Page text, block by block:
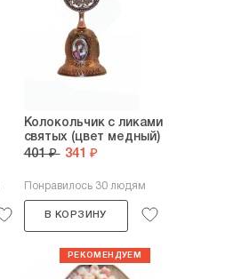
Колокольчик с ликами
святых (цвет медный)
401 ₽ 341 ₽
Понравилось 30 людям
В КОРЗИНУ